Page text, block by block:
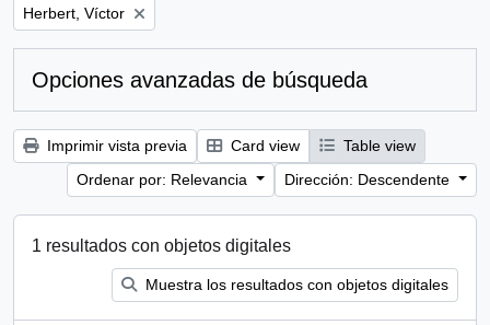
Remove filter:
Herbert, Víctor
Opciones avanzadas de búsqueda
Imprimir vista previa Card view
Table view
Ordenar por: Relevancia
Dirección: Descendente
1 resultados con objetos digitales
Muestra los resultados con objetos digitales